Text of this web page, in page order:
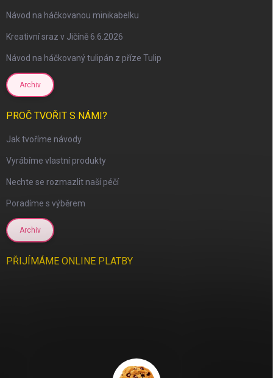
Návod na háčkovanou minikabelku
Kreativní sraz v Jičíně 6.6.2026
Návod na háčkovaný tulipán z příze Tulip
Archiv
PROČ TVOŘIT S NÁMI?
Jak tvoříme návody
Vyrábíme vlastní produkty
Nechte se rozmazlit naší péčí
Poradíme s výběrem
Archiv
PŘIJÍMÁME ONLINE PLATBY